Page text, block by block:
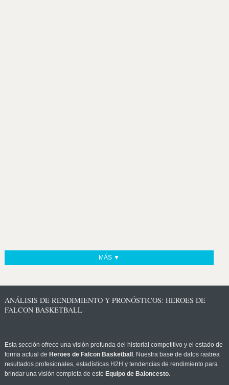
MÁS ▼
ANÁLISIS DE RENDIMIENTO Y PRONÓSTICOS: HEROES DE
FALCON BASKETBALL
Esta sección ofrece una visión profunda del historial competitivo y el estado de
forma actual de Heroes de Falcon Basketball . Nuestra base de datos rastrea
resultados profesionales, estadísticas H2H y tendencias de rendimiento para
brindar una visión completa de este Equipo de Baloncesto.